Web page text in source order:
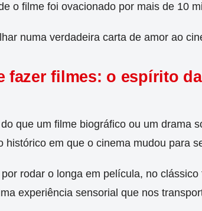
o filme foi ovacionado por mais de 10
numa verdadeira carta de amor ao
fazer filmes: o espírito
que um filme biográfico ou um drama
histórico em que o cinema mudou para
rodar o longa em película, no
experiência sensorial que nos